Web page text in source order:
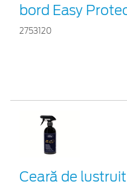
bord Easy
2753120
Ceară de